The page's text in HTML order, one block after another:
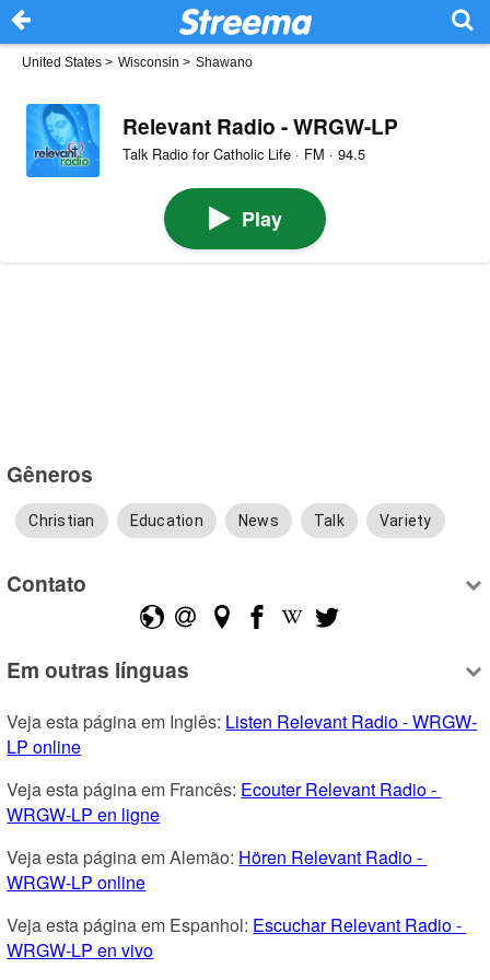
United States > Wisconsin > Shawano
Relevant Radio - WRGW-LP
Talk Radio for Catholic Life · FM · 94.5
Play
Gêneros
Christian Education News Talk Variety
Contato
Em outras línguas
Veja esta página em Inglês: Listen Relevant Radio - WRGW-
LP online
Veja esta página em Francês: Ecouter Relevant Radio -
WRGW-LP en ligne
Veja esta página em Alemão: Hören Relevant Radio -
WRGW-LP online
Veja esta página em Espanhol: Escuchar Relevant Radio -
WRGW-LP en vivo